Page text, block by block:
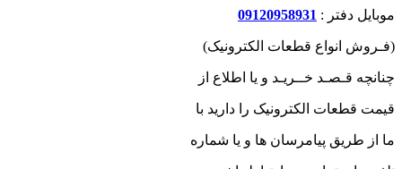
موبایل دفتر : 09120958931
(فـروش انواع قطعات الکترونیک)
چنانچه قـصـد خــریـد و یا اطلاع از
قیمت قطعات الکترونیک را دارید با
ما از طریق پیامرسان ها و یا شماره